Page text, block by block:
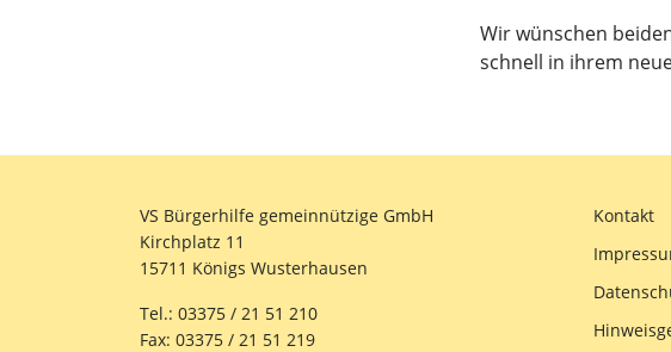
Wir wünschen
schnell in ihrem
VS Bürgerhilfe gemeinnützige GmbH
Kirchplatz 11
15711 Königs Wusterhausen
Tel.: 03375 / 21 51 210
Fax: 03375 / 21 51 219
Kontakt